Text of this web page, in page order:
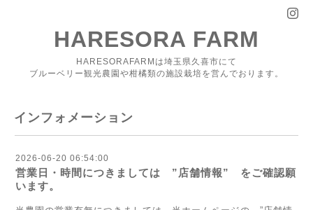
HARESORA FARM
HARESORAFARMは埼玉県久喜市にて
ブルーベリー観光農園や柑橘類の施設栽培を営んでおります。
インフォメーション
2026-06-20 06:54:00
営業日・時間につきましては ”店舗情報” をご確認願
います。